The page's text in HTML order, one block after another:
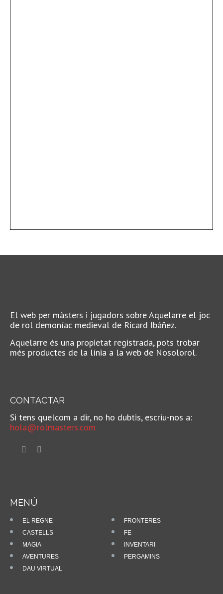
El web per màsters i jugadors sobre Aquelarre el joc
de rol demoníac medieval de Ricard Ibáñez.
Aquelarre és una propietat registrada, pots trobar
més productes de la línia a la web de Nosolorol.
CONTACTAR
Si tens quelcom a dir, no ho dubtis, escriu-nos a:
hola@rolmasters.com
MENÚ
EL REGNE
FRONTERES
CASTELLS
FE
MAGIA
INVENTARI
AVENTURES
PERGAMINS
DAU VIRTUAL